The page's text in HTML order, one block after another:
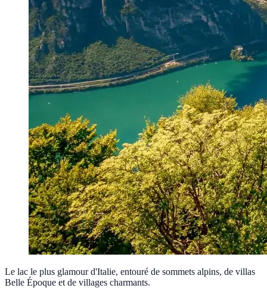
Le lac le plus glamour d'Italie, entouré de sommets alpins, de villas
Belle Époque et de villages charmants.